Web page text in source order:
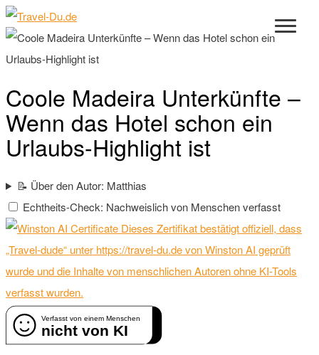
Coole Madeira Unterkünfte –
Wenn das Hotel schon ein
Urlaubs-Highlight ist
📝 Über den Autor: Matthias
Echtheits-Check: Nachweislich von Menschen verfasst
Dieses Zertifikat bestätigt offiziell, dass
„Travel-dude“ unter https://travel-du.de von Winston AI geprüft
wurde und die Inhalte von menschlichen Autoren ohne KI-Tools
verfasst wurden.
Verfasst von einem Menschen
nicht von KI